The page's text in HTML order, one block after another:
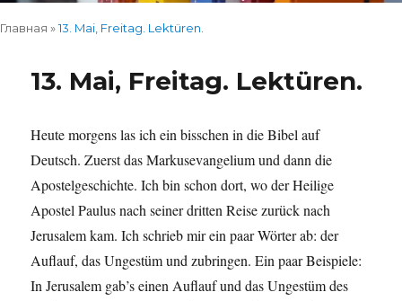
Главная »13. Mai, Freitag. Lektüren.
13. Mai, Freitag. Lektüren.
Heute morgens las ich ein bisschen in die Bibel auf
Deutsch. Zuerst das Markusevangelium und dann die
Apostelgeschichte. Ich bin schon dort, wo der Heilige
Apostel Paulus nach seiner dritten Reise zurück nach
Jerusalem kam. Ich schrieb mir ein paar Wörter ab: der
Auflauf, das Ungestüm und zubringen. Ein paar Beispiele:
In Jerusalem gab’s einen Auflauf und das Ungestüm des